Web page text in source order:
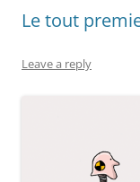
Le tout
Leave a reply